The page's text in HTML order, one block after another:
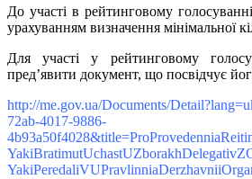
До участі в рейтинговому
урахуванням визначення мінімальної
Для участі у рейтинговому
пред’явити документ, що посвідчує
http://me.gov.ua/Documents/
72ab-4017-9886-